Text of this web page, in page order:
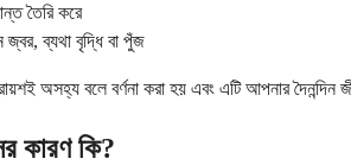
তৈরি করে
জ্বর, ব্যথা বৃদ্ধি বা পুঁজ
অসহ্য বলে বর্ণনা করা হয় এবং এটি আপনার
কারণ কি?